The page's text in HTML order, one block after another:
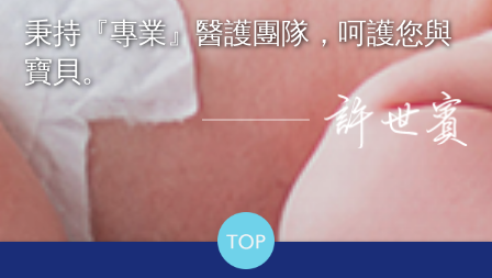
秉持『專業』醫護團隊，呵護您與
寶貝。